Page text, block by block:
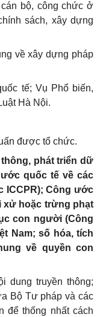
bộ, công chức ở
sách, xây dựng
về xây dựng pháp
tế; Vụ Phổ biến,
Hà Nội.
được tổ chức.
phát triển dữ
quốc tế về các
ICCPR); Công ước
xử hoặc trừng phạt
con người (Công
Nam; số hóa, tích
về quyền con
dung truyền thông;
Bộ Tư pháp và các
để thống nhất cách